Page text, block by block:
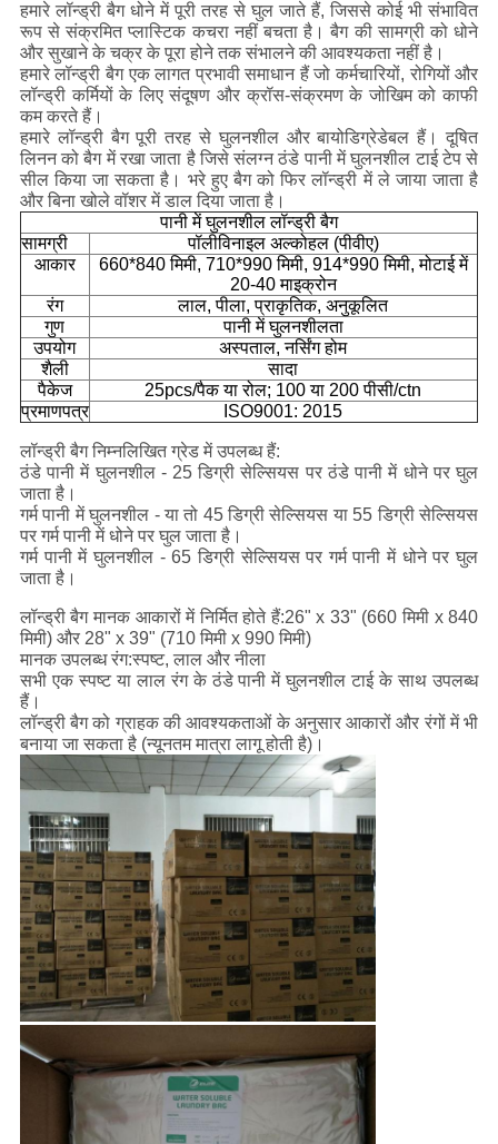
हमारे लॉन्ड्री बैग धोने में पूरी तरह से घुल जाते हैं, जिससे कोई भी संभावित
रूप से संक्रमित प्लास्टिक कचरा नहीं बचता है। बैग की सामग्री को धोने
और सुखाने के चक्र के पूरा होने तक संभालने की आवश्यकता नहीं है।
हमारे लॉन्ड्री बैग एक लागत प्रभावी समाधान हैं जो कर्मचारियों, रोगियों और
लॉन्ड्री कर्मियों के लिए संदूषण और क्रॉस-संक्रमण के जोखिम को काफी
कम करते हैं।
हमारे लॉन्ड्री बैग पूरी तरह से घुलनशील और बायोडिग्रेडेबल हैं। दूषित
लिनन को बैग में रखा जाता है जिसे संलग्न ठंडे पानी में घुलनशील टाई टेप से
सील किया जा सकता है। भरे हुए बैग को फिर लॉन्ड्री में ले जाया जाता है
और बिना खोले वॉशर में डाल दिया जाता है।
पानी में घुलनशील लॉन्ड्री बैग
सामग्री
पॉलीविनाइल अल्कोहल (पीवीए)
आकार
660*840 मिमी, 710*990 मिमी, 914*990 मिमी, मोटाई में
20-40 माइक्रोन
रंग
लाल, पीला, प्राकृतिक, अनुकूलित
गुण
पानी में घुलनशीलता
उपयोग
अस्पताल, नर्सिंग होम
शैली
सादा
पैकेज
25pcs/पैक या रोल; 100 या 200 पीसी/ctn
प्रमाणपत्र
ISO9001: 2015
लॉन्ड्री बैग निम्नलिखित ग्रेड में उपलब्ध हैं:
ठंडे पानी में घुलनशील - 25 डिग्री सेल्सियस पर ठंडे पानी में धोने पर घुल
जाता है।
गर्म पानी में घुलनशील - या तो 45 डिग्री सेल्सियस या 55 डिग्री सेल्सियस
पर गर्म पानी में धोने पर घुल जाता है।
गर्म पानी में घुलनशील - 65 डिग्री सेल्सियस पर गर्म पानी में धोने पर घुल
जाता है।
लॉन्ड्री बैग मानक आकारों में निर्मित होते हैं:26" x 33" (660 मिमी x 840
मिमी) और 28" x 39" (710 मिमी x 990 मिमी)
मानक उपलब्ध रंग:स्पष्ट, लाल और नीला
सभी एक स्पष्ट या लाल रंग के ठंडे पानी में घुलनशील टाई के साथ उपलब्ध
हैं।
लॉन्ड्री बैग को ग्राहक की आवश्यकताओं के अनुसार आकारों और रंगों में भी
बनाया जा सकता है (न्यूनतम मात्रा लागू होती है)।